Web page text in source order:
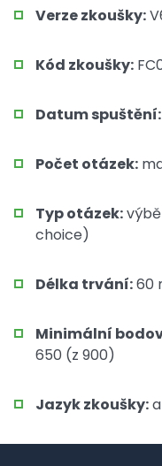
Verze zkoušky:
Kód zkoušky:
Datum spuštění:
Počet otázek:
Typ otázek:
choice)
Délka trvání:60
Minimální
650 (z 900)
Jazyk zkoušky: